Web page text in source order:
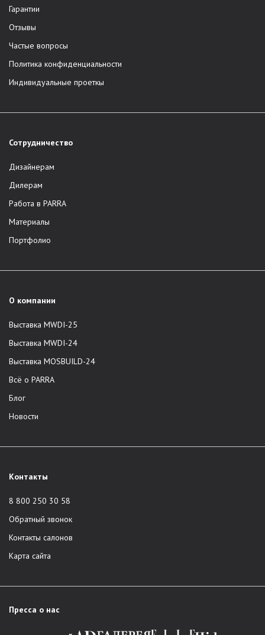
Гарантии
Отзывы
Частые вопросы
Политика конфиденциальности
Индивидуальные проеткы
Сотрудничество
Дизайнерам
Дилерам
Работа в PARRA
Материалы
Портфолио
О компании
Выставка MWDI-25
Выставка MWDI-24
Выставка MOSBUILD-24
Всё о PARRA
Блог
Новости
Контакты
8 800 250 30 58
Обратный звонок
Контакты салонов
Карта сайта
Пресса о нас